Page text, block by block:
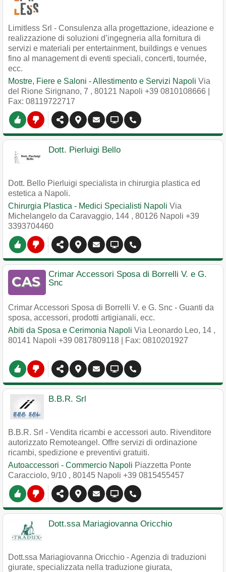
Limitless Srl - Consulenza alla progettazione, ideazione e
realizzazione di soluzioni d’ingegneria alla fornitura di
servizi e materiali per entertainment, buildings e venues
fino al management di eventi speciali, concerti, tournée,
ecc.
Mostre, Fiere e Saloni - Allestimento e Servizi Napoli Via
del Rione Sirignano, 7 , 80121 Napoli +39 0810108666
Fax: 08119722717
Dott. Pierluigi Bello
Dott. Bello Pierluigi specialista in chirurgia plastica ed
estetica a Napoli.
Chirurgia Plastica - Medici Specialisti Napoli Via
Michelangelo da Caravaggio, 144 , 80126 Napoli +39
3393704460
Crimar Accessori Sposa di Borrelli V. e G.
Snc
Crimar Accessori Sposa di Borrelli V. e G. Snc - Guanti da
sposa, accessori, prodotti artigianali, ecc.
Abiti da Sposa e Cerimonia Napoli Via Leonardo Leo, 14 ,
80141 Napoli +39 0817809118 | Fax: 0810201927
B.B.R. Srl
B.B.R. Srl - Vendita ricambi e accessori auto. Rivenditore
autorizzato Remoteangel. Offre servizi di ordinazione
ricambi, spedizione e preventivi gratuiti.
Autoaccessori - Commercio Napoli Piazzetta Ponte
Caracciolo, 9/10 , 80145 Napoli +39 0815455457
Dott.ssa Mariagiovanna Oricchio
Dott.ssa Mariagiovanna Oricchio - Agenzia di traduzioni
giurate, specializzata nella traduzione giurata,